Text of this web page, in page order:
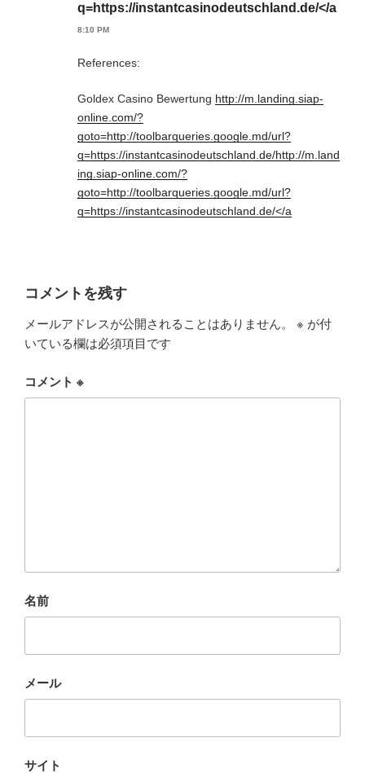
q=https://instantcasinodeutschland.de/</a
8:10 PM
References:
Goldex Casino Bewertung http://m.landing.siap-
online.com/?
goto=http://toolbarqueries.google.md/url?
q=https://instantcasinodeutschland.de/http://m.land
ing.siap-online.com/?
goto=http://toolbarqueries.google.md/url?
q=https://instantcasinodeutschland.de/</a
コメントを残す
メールアドレスが公開されることはありません。 ※ が付
いている欄は必須項目です
コメント ※
名前
メール
サイト